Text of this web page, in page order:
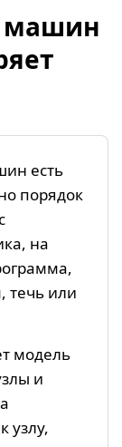
машин
есть
порядок
на
течь или
модель
и
узлу,